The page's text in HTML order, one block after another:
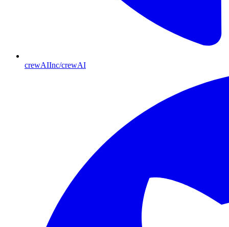
crewAIInc/crewAI